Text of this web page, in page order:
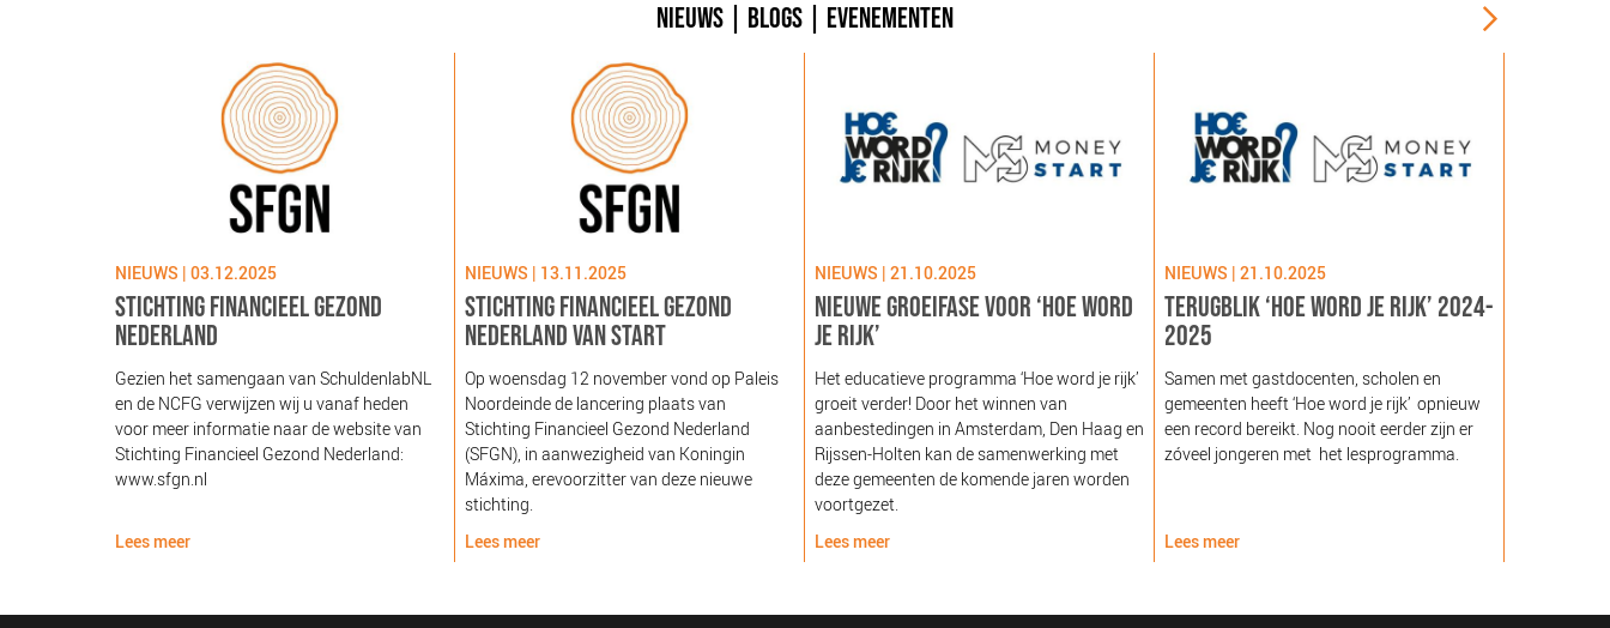
NIEUWS BLOGS EVENEMENTEN
NIEUWS | 03.12.2025
STICHTING FINANCIEEL GEZOND
NEDERLAND
Gezien het samengaan van SchuldenlabNL
en de NCFG verwijzen wij u vanaf heden
voor meer informatie naar de website van
Stichting Financieel Gezond Nederland:
www.sfgn.nl
Lees meer
NIEUWS | 13.11.2025
STICHTING FINANCIEEL GEZOND
NEDERLAND VAN START
Op woensdag 12 november vond op Paleis
Noordeinde de lancering plaats van
Stichting Financieel Gezond Nederland
(SFGN), in aanwezigheid van Koningin
Máxima, erevoorzitter van deze nieuwe
stichting.
Lees meer
NIEUWS | 21.10.2025
NIEUWE GROEIFASE VOOR ‘HOE WORD
JE RIJK’
Het educatieve programma ‘Hoe word je rijk’
groeit verder! Door het winnen van
aanbestedingen in Amsterdam, Den Haag en
Rijssen-Holten kan de samenwerking met
deze gemeenten de komende jaren worden
voortgezet.
Lees meer
NIEUWS | 21.10.2025
TERUGBLIK ‘HOE WORD JE RIJK’ 2024-
2025
Samen met gastdocenten, scholen en
gemeenten heeft ‘Hoe word je rijk’ opnieuw
een record bereikt. Nog nooit eerder zijn er
zóveel jongeren met het lesprogramma.
Lees meer